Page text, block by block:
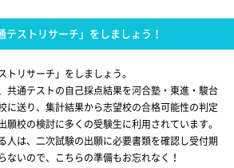
ストリサーチ」をしましょう！
リサーチ」をしましょう。
共通テストの自己採点結果を河合塾・東進・駿台
に送り、集計結果から志望校の合格可能性の判定
願校の検討に多くの受験生に利用されています。
人は、二次試験の出願に必要書類を確認し受付期
ないので、こちらの準備もお忘れなく！